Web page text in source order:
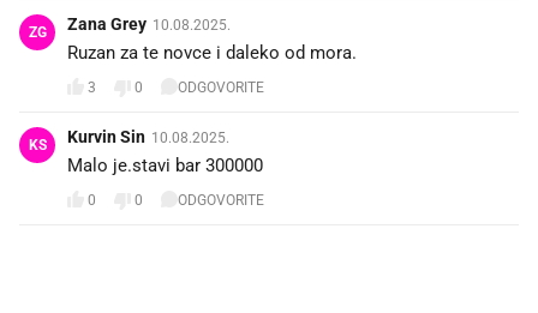
ZG Zana Grey 10.08.2025.
Ruzan za te novce i daleko od mora.
3 0 ODGOVORITE
KS Kurvin Sin 10.08.2025.
Malo je.stavi bar 300000
0 0 ODGOVORITE